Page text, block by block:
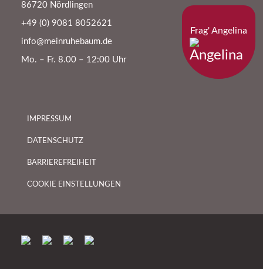
Frag' Angelina
86720 Nördlingen
+49 (0) 9081 8052621
info@meinruhebaum.de
Mo. – Fr. 8.00 – 12:00 Uhr
IMPRESSUM
DATENSCHUTZ
BARRIEREFREIHEIT
COOKIE EINSTELLUNGEN